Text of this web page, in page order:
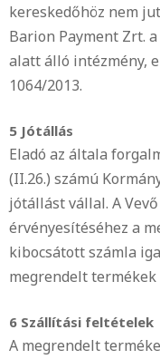
kereskedőhöz nem
Barion Payment Zrt.
alatt álló intézmény,
1064/2013.
5 Jótállás
Eladó az általa
(II.26.) számú
jótállást vállal. A
érvényesítéséhez a
kibocsátott számla
megrendelt
6 Szállítási feltételek
A megrendelt